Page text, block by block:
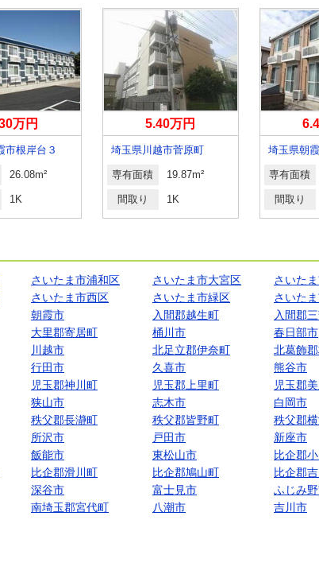
万円
市根岸台３
26.08m²
1K
5.40万円
埼玉県川越市菅原町
専有面積 19.87m²
間取り 1K
埼玉県朝
専有面積
間取り
さいたま市浦和区 さいたま市大宮区
さいた
さいたま市西区 さいたま市緑区
さいた
朝霞市 入間郡越生町
入間郡
大里郡寄居町 桶川市
春日部市
川越市 北足立郡伊奈町
北葛飾
行田市 久喜市
熊谷市
児玉郡神川町 児玉郡上里町
児玉郡
狭山市 志木市
白岡市
秩父郡長瀞町 秩父郡皆野町
秩父郡
所沢市 戸田市
新座市
飯能市 東松山市
比企郡
比企郡滑川町 比企郡鳩山町
比企郡
深谷市 富士見市
ふじみ
南埼玉郡宮代町 八潮市
吉川市